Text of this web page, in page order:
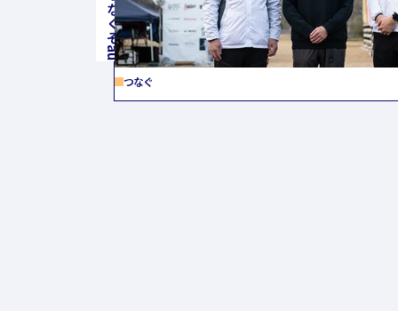
つなぐ